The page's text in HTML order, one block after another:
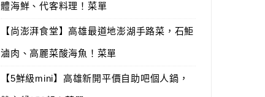
體海鮮、代客料理！菜單
【尚澎湃食堂】高雄最道地澎湖手路菜，石鮔
滷肉、高麗菜酸海魚！菜單
【5鮮級mini】高雄新開平價自助吧個人鍋，